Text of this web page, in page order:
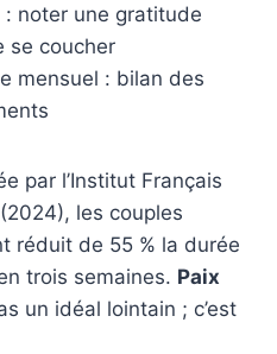
noter une gratitude
se coucher
mensuel : bilan des
par l’Institut Français
les couples
réduit de 55 % la durée
trois semaines. Paix
un idéal lointain ; c’est